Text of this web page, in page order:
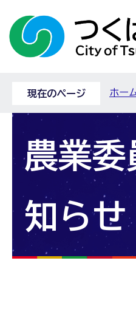
現在のページ ホー
農業委
知らせ